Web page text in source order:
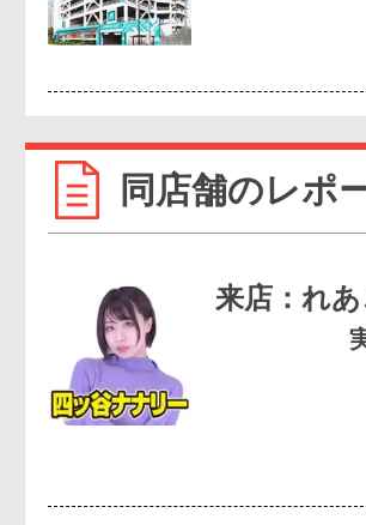
同店舗のレポ
来店：れ